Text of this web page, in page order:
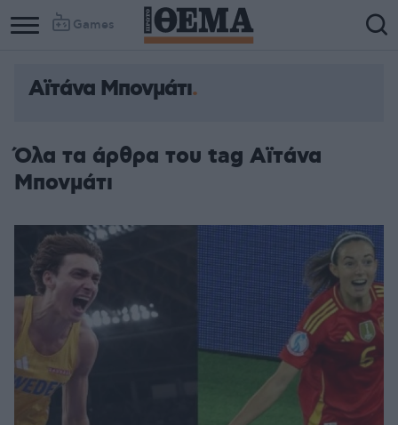
Games
Αϊτάνα Μπονμάτι
Όλα τα άρθρα του tag Αϊτάνα
Μπονμάτι